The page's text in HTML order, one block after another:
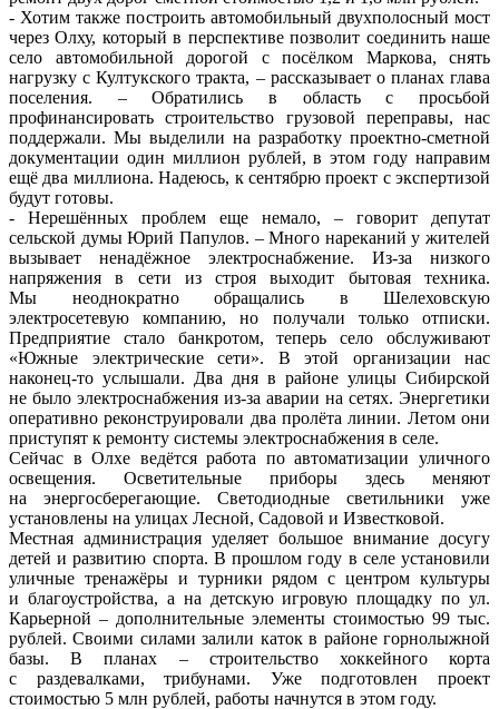
- Хотим также построить автомобильный двухполосный мост
через Олху, который в перспективе позволит соединить наше
село автомобильной дорогой с посёлком Маркова, снять
нагрузку с Култукского тракта, – рассказывает о планах глава
поселения. – Обратились в область с просьбой
профинансировать строительство грузовой переправы, нас
поддержали. Мы выделили на разработку проектно-сметной
документации один миллион рублей, в этом году направим
ещё два миллиона. Надеюсь, к сентябрю проект с экспертизой
будут готовы.
- Нерешённых проблем еще немало, – говорит депутат
сельской думы Юрий Папулов. – Много нареканий у жителей
вызывает ненадёжное электроснабжение. Из-за низкого
напряжения в сети из строя выходит бытовая техника.
Мы неоднократно обращались в Шелеховскую
электросетевую компанию, но получали только отписки.
Предприятие стало банкротом, теперь село обслуживают
«Южные электрические сети». В этой организации нас
наконец-то услышали. Два дня в районе улицы Сибирской
не было электроснабжения из-за аварии на сетях. Энергетики
оперативно реконструировали два пролёта линии. Летом они
приступят к ремонту системы электроснабжения в селе.
Сейчас в Олхе ведётся работа по автоматизации уличного
освещения. Осветительные приборы здесь меняют
на энергосберегающие. Светодиодные светильники уже
установлены на улицах Лесной, Садовой и Известковой.
Местная администрация уделяет большое внимание досугу
детей и развитию спорта. В прошлом году в селе установили
уличные тренажёры и турники рядом с центром культуры
и благоустройства, а на детскую игровую площадку по ул.
Карьерной – дополнительные элементы стоимостью 99 тыс.
рублей. Своими силами залили каток в районе горнолыжной
базы. В планах – строительство хоккейного корта
с раздевалками, трибунами. Уже подготовлен проект
стоимостью 5 млн рублей, работы начнутся в этом году.